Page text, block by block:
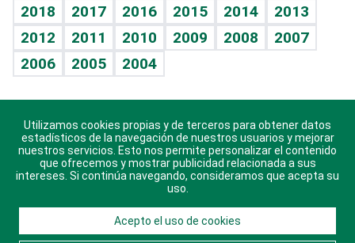
Eñe
Celebrando la vida
Sin complejos
En pocas palabras
Escuchando al corazón
Economía Personal
Crucigramas
2018
2017 2016 2015 2014
2013
2012
2011 2010 2009 2008
2007
2006
2005 2004
Descarga nuestras aplicaciones para Android, iOS y
sistema Huawei.
© 2021 Diario Libre, todos los derechos reservados.
Utilizamos cookies propias y de terceros para obtener datos
estadísticos de la navegación de nuestros usuarios y mejorar
nuestros servicios. Esto nos permite personalizar el contenido
que ofrecemos y mostrar publicidad relacionada a sus
intereses. Si continúa navegando, consideramos que acepta su
uso.
Acepto el uso de cookies